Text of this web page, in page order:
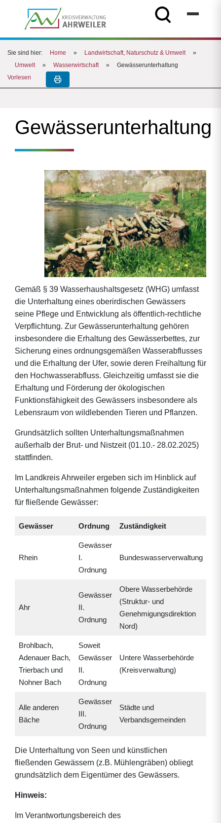
Sie sind hier: Home » Landwirtschaft, Naturschutz & Umwelt
»
Umwelt
» Wasserwirtschaft »
Gewässerunterhaltung
Vorlesen
Gewässerunterhaltung
Gemäß § 39 Wasserhaushaltsgesetz (WHG) umfasst
die Unterhaltung eines oberirdischen Gewässers
seine Pflege und Entwicklung als öffentlich-rechtliche
Verpflichtung. Zur Gewässerunterhaltung gehören
insbesondere die Erhaltung des Gewässerbettes, zur
Sicherung eines ordnungsgemäßen Wasserabflusses
und die Erhaltung der Ufer, sowie deren Freihaltung für
den Hochwasserabfluss. Gleichzeitig umfasst sie die
Erhaltung und Förderung der ökologischen
Funktionsfähigkeit des Gewässers insbesondere als
Lebensraum von wildlebenden Tieren und Pflanzen.
Grundsätzlich sollten Unterhaltungsmaßnahmen
außerhalb der Brut- und Nistzeit (01.10.- 28.02.2025)
stattfinden.
Im Landkreis Ahrweiler ergeben sich im Hinblick auf
Unterhaltungsmaßnahmen folgende Zuständigkeiten
für fließende Gewässer:
Gewässer Ordnung Zuständigkeit
Rhein
Gewässer
I.
Ordnung
Bundeswasserverwaltung
Ahr
Gewässer
II.
Ordnung
Obere Wasserbehörde
(Struktur- und
Genehmigungsdirektion
Nord)
Brohlbach,
Adenauer Bach,
Trierbach und
Nohner Bach
Soweit
Gewässer
II.
Ordnung
Untere Wasserbehörde
(Kreisverwaltung)
Alle anderen
Bäche
Gewässer
III.
Ordnung
Städte und
Verbandsgemeinden
Die Unterhaltung von Seen und künstlichen
fließenden Gewässern (z.B. Mühlengräben) obliegt
grundsätzlich dem Eigentümer des Gewässers.
Hinweis:
Im Verantwortungsbereich des